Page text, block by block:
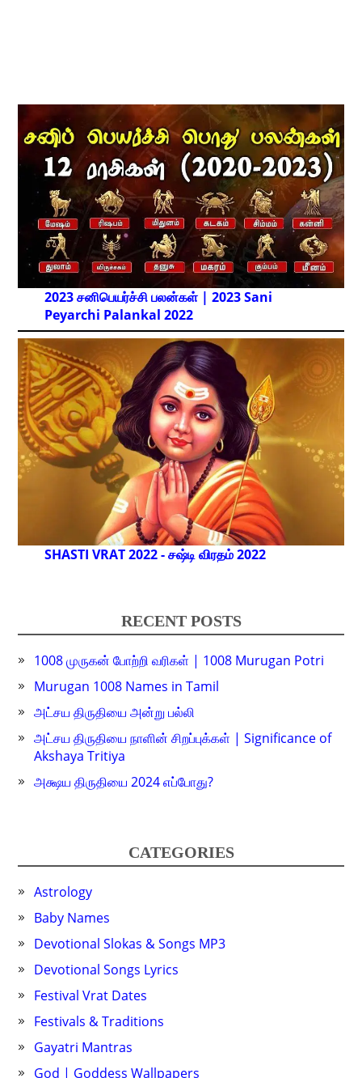
2023 சனிபெயர்ச்சி பலன்கள் | 2023 Sani
Peyarchi Palankal 2022
SHASTI VRAT 2022 - சஷ்டி விரதம் 2022
RECENT POSTS
1008 முருகன் போற்றி வரிகள் | 1008 Murugan Potri
Murugan 1008 Names in Tamil
அட்சய திருதியை அன்று பல்லி
அட்சய திருதியை நாளின் சிறப்புக்கள் | Significance of
Akshaya Tritiya
அக்ஷய திருதியை 2024 எப்போது?
CATEGORIES
Astrology
Baby Names
Devotional Slokas & Songs MP3
Devotional Songs Lyrics
Festival Vrat Dates
Festivals & Traditions
Gayatri Mantras
God | Goddess Wallpapers